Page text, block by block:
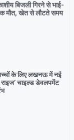
बिजली गिरने से भाई-
मौत, खेत से लौटते समय
बच्चों के लिए लखनऊ में नई
राइज’ चाइल्ड डेवलपमेंट